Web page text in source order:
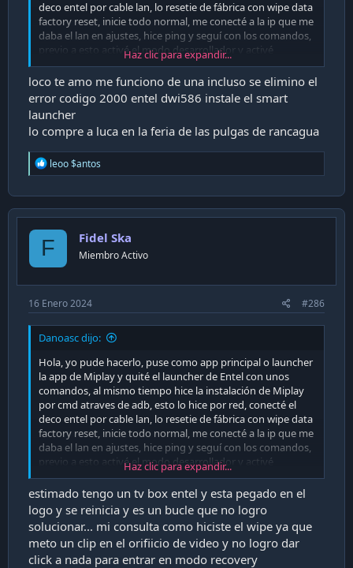
deco entel por cable lan, lo resetie de fábrica con wipe data
factory reset, inicie todo normal, me conecté a la ip que me
daba el lan en ajustes, hice ping y seguí con los comandos,
previo a esto activé el modo desarrollador y activé
depuración usb. Adjunto comandos: Todo dede estar
conectado a la misma red o router.
Dejar la app .apk en una carpeta, y abrir PowerShell con
shitft+click derecho del mouse dentro de la carpeta y
continuar con los comandos.
ping 192.168.x.xxx
adb connect 192.168.x.x
app que quieran instalar xxxxx.apk)
adb shell
pm uninstall -k --user 0 com.twentyfouri.entellauncher
pm uninstall -k --user 0 com.twzentyfouri.setupwizard.entel
Espero que les funcione, saludos.
Haz clic para expandir...
loco te amo me funciono de una incluso se elimino el
error codigo 2000 entel dwi586 instale el smart
launcher
lo compre a luca en la feria de las pulgas de rancagua
R
e
c
t
o
n
leoo $antos
F Fidel Ska
Miembro Activo
16 Enero 2024 #286
Danoasc dijo:
Hola, yo pude hacerlo, puse como app principal o launcher
la app de Miplay y quité el launcher de Entel con unos
comandos, al mismo tiempo hice la instalación de Miplay
por cmd atraves de adb, esto lo hice por red, conecté el
deco entel por cable lan, lo resetie de fábrica con wipe data
factory reset, inicie todo normal, me conecté a la ip que me
daba el lan en ajustes, hice ping y seguí con los comandos,
previo a esto activé el modo desarrollador y activé
depuración usb. Adjunto comandos: Todo dede estar
conectado a la misma red o router.
Dejar la app .apk en una carpeta, y abrir PowerShell con
shitft+click derecho del mouse dentro de la carpeta y
continuar con los comandos.
Haz clic para expandir...
estimado tengo un tv box entel y esta pegado en el
logo y se reinicia y es un bucle que no logro
solucionar... mi consulta como hiciste el wipe ya que
meto un clip en el orifiicio de video y no logro dar
click a nada para entrar en modo recovery